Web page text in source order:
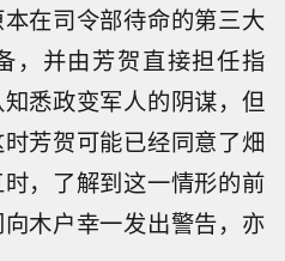
在司令部待命的第三大
，并由芳贺直接担任指
悉政变军人的阴谋，但
芳贺可能已经同意了畑
，了解到这一情形的前
木户幸一发出警告，亦